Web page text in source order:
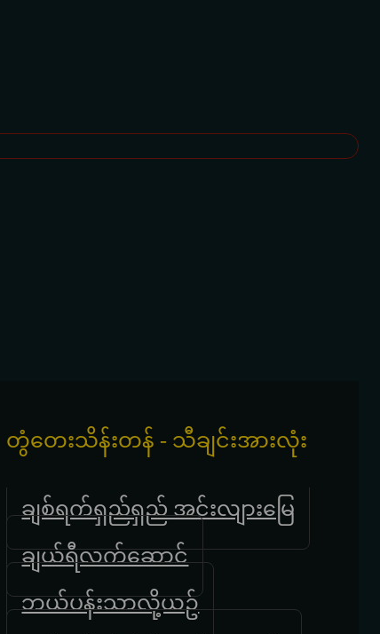
တွံတေးသိန်းတန် - သီချင်းအားလုံး
ချစ်ရက်ရှည်ရှည် အင်းလျားမြေ
ချယ်ရီလက်ဆောင်
ဘယ်ပန်းသာလို့ယဥ်